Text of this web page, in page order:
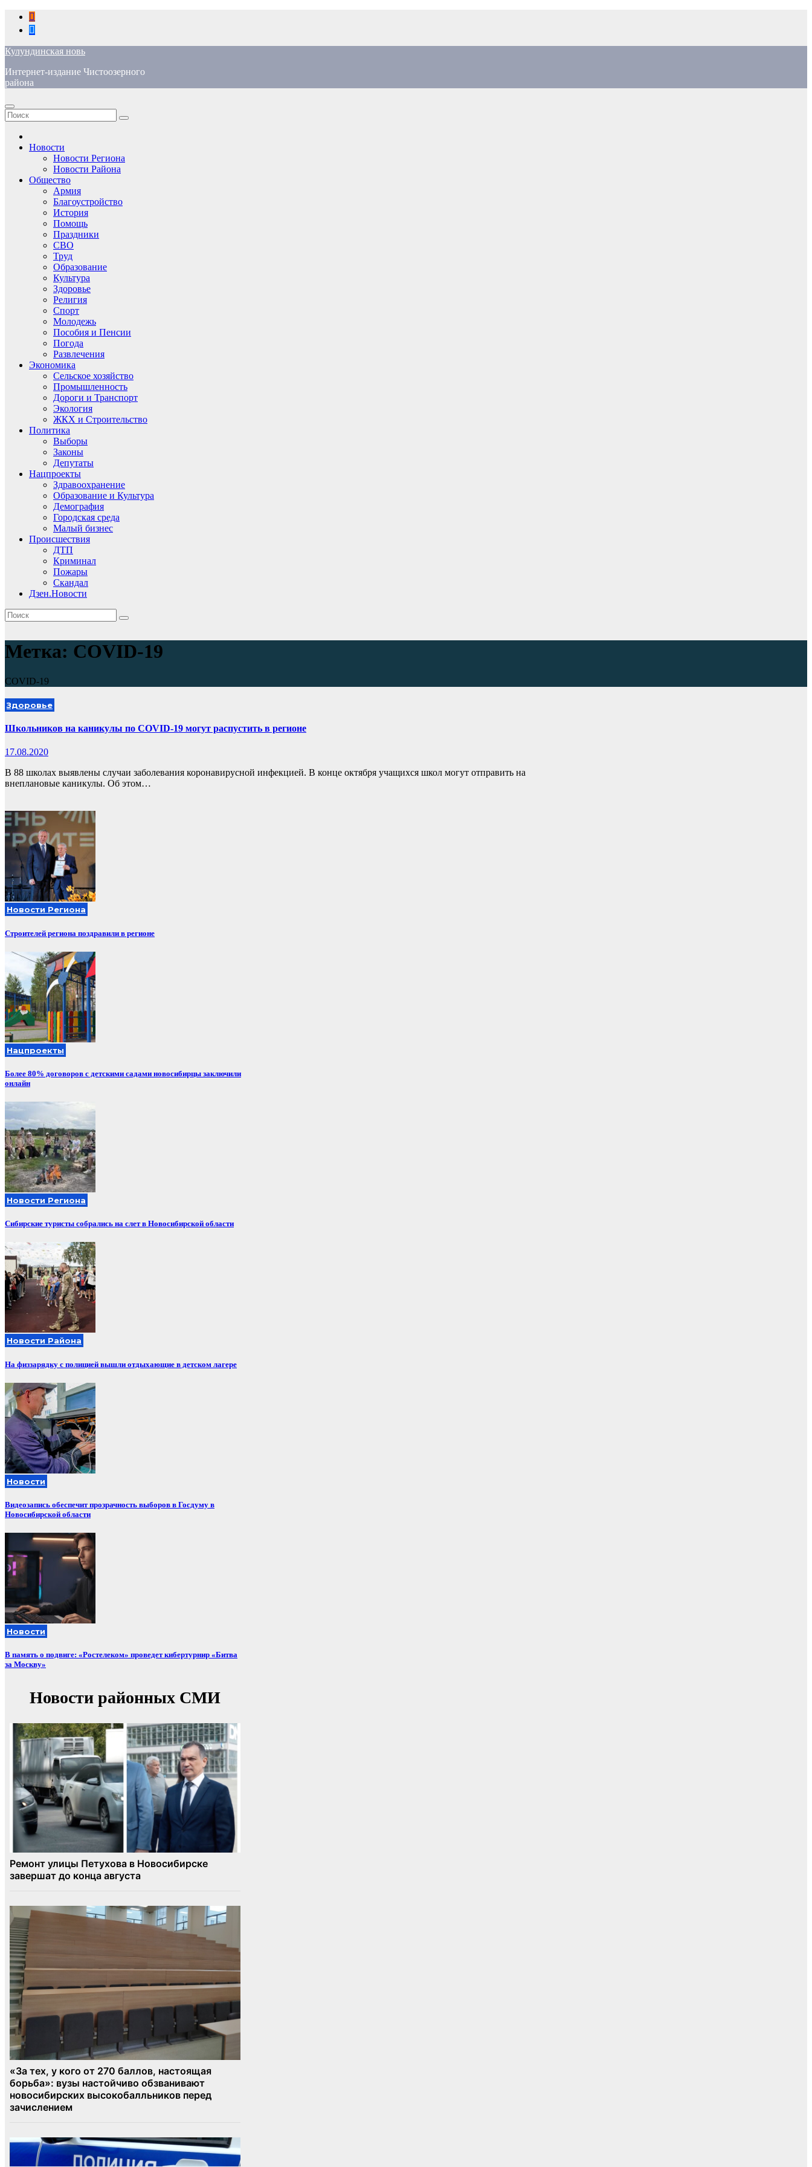
Перейти
содержимому
Кулундинская новь
Интернет-издание Чистоозерного
района
Новости
Новости Региона
Новости Района
Общество
Армия
Благоустройство
История
Помощь
Праздники
СВО
Труд
Образование
Культура
Здоровье
Религия
Спорт
Молодежь
Пособия и Пенсии
Погода
Развлечения
Экономика
Сельское хозяйство
Промышленность
Дороги и Транспорт
Экология
ЖКХ и Строительство
Политика
Выборы
Законы
Депутаты
Нацпроекты
Здравоохранение
Образование и Культура
Демография
Городская среда
Малый бизнес
Происшествия
ДТП
Криминал
Пожары
Скандал
Дзен.Новости
Метка: COVID-19
COVID-19
Здоровье
Школьников на каникулы по COVID-19 могут распустить в регионе
17.08.2020
В 88 школах выявлены случаи заболевания коронавирусной инфекцией. В конце октября учащихся школ могут отправить на
внеплановые каникулы. Об этом…
Новости Региона
Строителей региона поздравили в регионе
Нацпроекты
Более 80% договоров с детскими садами новосибирцы заключили
онлайн
Новости Региона
Сибирские туристы собрались на слет в Новосибирской области
Новости Района
На физзарядку с полицией вышли отдыхающие в детском лагере
Новости
Видеозапись обеспечит прозрачность выборов в Госдуму в
Новосибирской области
Новости
В память о подвиге: «Ростелеком» проведет кибертурнир «Битва
за Москву»